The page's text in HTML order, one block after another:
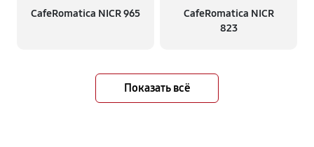
CafeRomatica NICR 965
CafeRomatica NICR
823
Показать всё